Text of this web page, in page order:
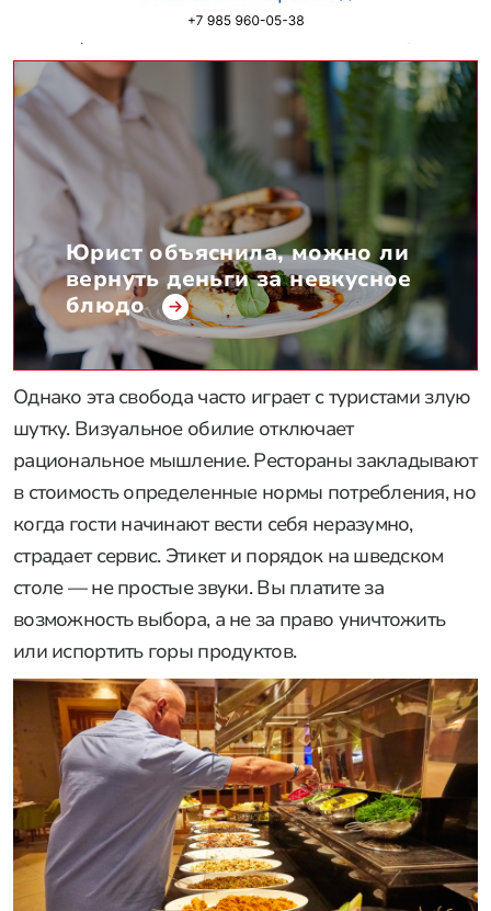
Юрист объяснила, можно ли
вернуть деньги за невкусное
блюдо
Однако эта свобода часто играет с туристами злую
шутку. Визуальное обилие отключает
рациональное мышление. Рестораны закладывают
в стоимость определенные нормы потребления, но
когда гости начинают вести себя неразумно,
страдает сервис. Этикет и порядок на шведском
столе — не простые звуки. Вы платите за
возможность выбора, а не за право уничтожить
или испортить горы продуктов.